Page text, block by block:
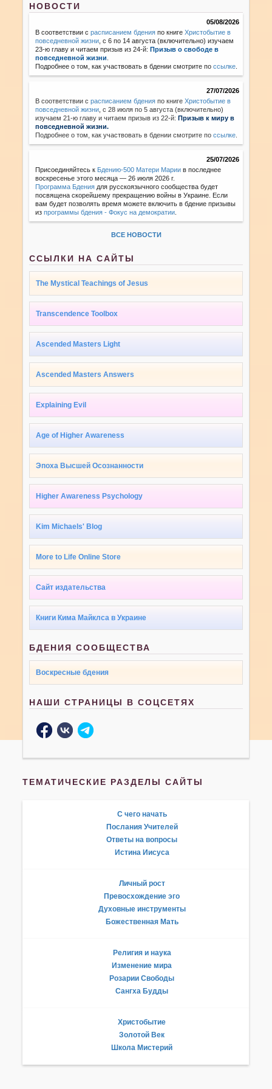
НОВОСТИ
05/08/2026
В соответствии срасписанием бдения по книгеХристобытие в
повседневной жизни , с 6 по 14 августа (включительно) изучаем
23-ю главу и читаем призыв из 24-й:Призыв о свободе в
повседневной жизни
Подробнее о том, как участвовать в бдении смотрите поссылке
27/07/2026
В соответствии с расписанием бдения по книгеХристобытие в
повседневной жизни с 28 июля по 5 августа (включительно)
изучаем 21-ю главу и читаем призыв из 22-й:Призыв к миру в
повседневной жизни.
Подробнее о том, как участвовать в бдении смотрите поссылке
25/07/2026
Присоединяйтесь к Бдению-500 Матери Марии в последнее
воскресенье этого месяца — 26 июля 2026 г.
Программа Бдения для русскоязычного сообщества будет
посвящена скорейшему прекращению войны в Украине. Если
вам будет позволять время можете включить в бдение призывы
изпрограммы бдения - Фокус на демократии
ВСЕ НОВОСТИ
ССЫЛКИ НА САЙТЫ
The Mystical Teachings of Jesus
Transcendence Toolbox
Ascended Masters Light
Ascended Masters Answers
Explaining Evil
Age of Higher Awareness
Эпоха Высшей Осознанности
Higher Awareness Psychology
Kim Michaels' Blog
More to Life Online Store
Сайт издательства
Книги Кима Майклса в Украине
БДЕНИЯ СООБЩЕСТВА
Воскресные бдения
НАШИ СТРАНИЦЫ В СОЦСЕТЯХ
ТЕМАТИЧЕСКИЕ РАЗДЕЛЫ САЙТЫ
С чего начать
Послания Учителей
Ответы на вопросы
Истина Иисуса
Личный рост
Превосхождение эго
Духовные инструменты
Божественная Мать
Религия и наука
Изменение мира
Розарии Свободы
Сангха Будды
Христобытие
Золотой Век
Школа Мистерий